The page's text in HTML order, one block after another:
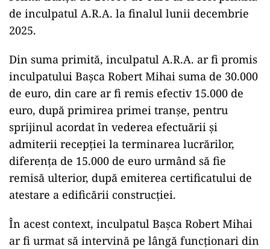
de inculpatul A.R.A. la finalul lunii decembrie
2025.
Din suma primită, inculpatul A.R.A. ar fi promis
inculpatului Bașca Robert Mihai suma de 30.000
de euro, din care ar fi remis efectiv 15.000 de
euro, după primirea primei tranșe, pentru
sprijinul acordat în vederea efectuării și
admiterii recepției la terminarea lucrărilor,
diferența de 15.000 de euro urmând să fie
remisă ulterior, după emiterea certificatului de
atestare a edificării construcției.
În acest context, inculpatul Bașca Robert Mihai
ar fi urmat să intervină pe lângă funcționari din